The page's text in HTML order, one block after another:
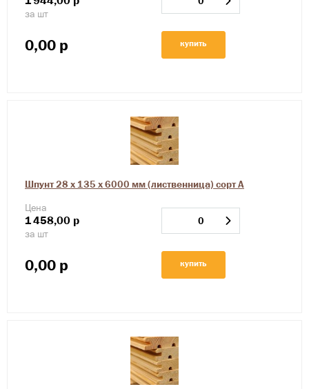
за шт
0,00 р купить
Шпунт 28 х 135 х 6000 мм (лиственница) сорт А
Цена
1458,00 р
за шт
0,00 р купить